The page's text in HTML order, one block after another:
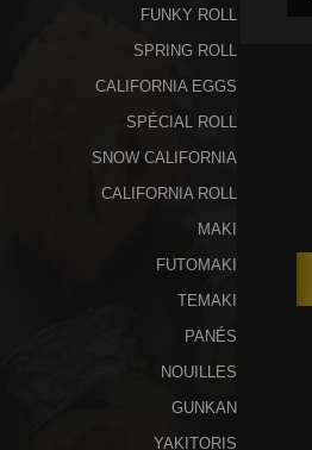
FUNKY ROLL
SPRING ROLL
CALIFORNIA EGGS
SPÉCIAL ROLL
SNOW CALIFORNIA
CALIFORNIA ROLL
MAKI
FUTOMAKI
TEMAKI
PANÉS
NOUILLES
GUNKAN
YAKITORIS